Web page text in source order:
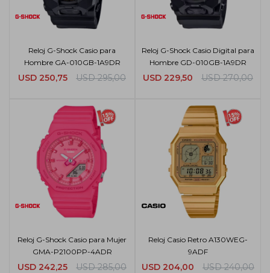
Reloj G-Shock Casio para
Hombre GA-010GB-1A9DR
USD 250,75 USD 295,00
Reloj G-Shock Casio Digital para
Hombre GD-010GB-1A9DR
USD 229,50 USD 270,00
Reloj G-Shock Casio para Mujer
GMA-P2100PP-4ADR
USD 242,25 USD 285,00
Reloj Casio Retro A130WEG-
9ADF
USD 204,00 USD 240,00